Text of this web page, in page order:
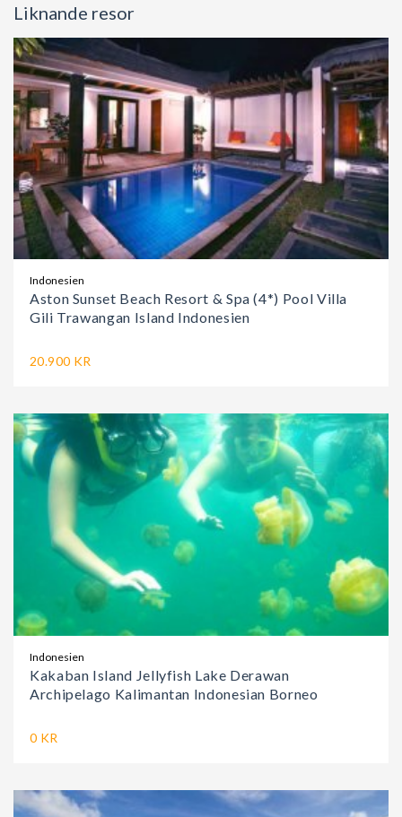
Liknande resor
Indonesien
Aston Sunset Beach Resort & Spa (4*) Pool Villa
Gili Trawangan Island Indonesien
20.900 KR
Indonesien
Kakaban Island Jellyfish Lake Derawan
Archipelago Kalimantan Indonesian Borneo
0 KR